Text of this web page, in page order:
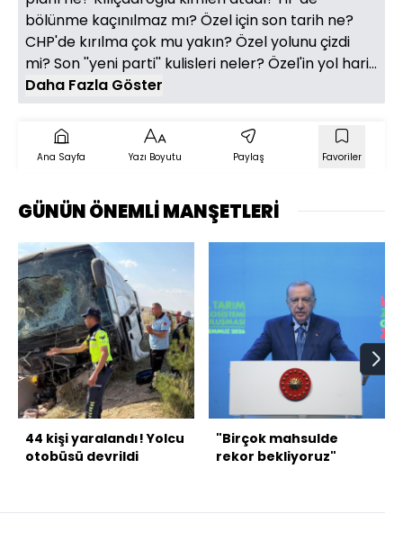
bölünme kaçınılmaz mı? Özel için son tarih ne?
CHP'de kırılma çok mu yakın? Özel yolunu çizdi
mi? Son ''yeni parti'' kulisleri neler? Özel'in yol hari...
Daha Fazla Göster
Ana Sayfa Yazı Boyutu Paylaş Favoriler
GÜNÜN ÖNEMLİ MANŞETLERİ
44 kişi yaralandı! Yolcu
otobüsü devrildi
"Birçok mahsulde
rekor bekliyoruz"